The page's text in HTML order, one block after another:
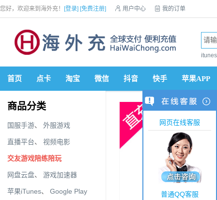
您好，欢迎来到海外充！ [登录] [免费注册]  用户中心  我的订单
首页 点卡 淘宝 微信 抖音 快手 苹果APP
商品分类
国服手游、 外服游戏
直播平台、 视频电影
交友游戏陪练陪玩
网盘云盘、 游戏加速器
苹果iTunes、 Google Play
网页在线客服
普通QQ客服